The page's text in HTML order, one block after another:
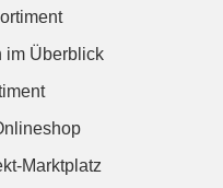
im Überblick
Marktplatz